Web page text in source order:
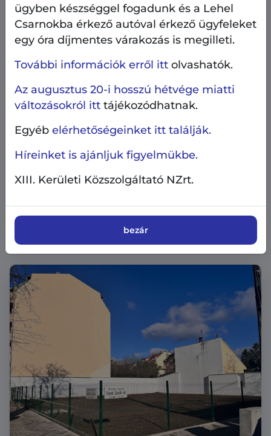
Közterületek, parkolás
lámpás kereszteződés a Béke utca-Tahi
utca csomópontjában
ügyben készséggel fogadunk és a Lehel
Csarnokba érkező autóval érkező ügyfeleket
egy óra díjmentes várakozás is megilleti.
További információk erről ittolvashatók.
Az augusztus 20-i hosszú hétvége miatti
változásokról itttájékozódhatnak.
Egyéb elérhetőségeinket itt találják.
Híreinket is ajánljuk figyelmükbe.
XIII. Kerületi Közszolgáltató NZrt.
bezár